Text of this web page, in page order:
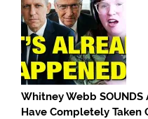
Whitney Webb
Have Completely Taken